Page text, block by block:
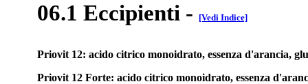
06.1 Eccipienti - [Vedi Indice]
Priovit 12: acido citrico monoidrato, essenza d'arancia,
Priovit 12 Forte: acido citrico monoidrato, essenza